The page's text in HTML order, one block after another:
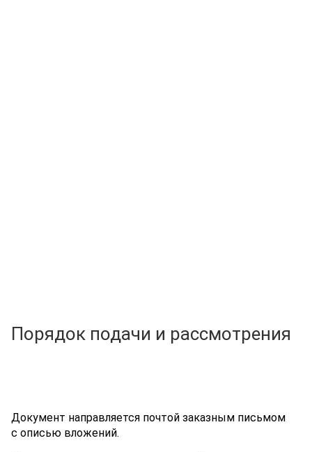
Порядок подачи и рассмотрения
Документ направляется почтой заказным письмом
с описью вложений.